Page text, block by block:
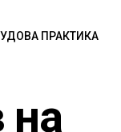
ПРАКТИКА
на